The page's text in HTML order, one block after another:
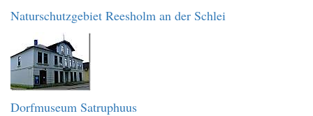
Naturschutzgebiet Reesholm an der Schlei
Dorfmuseum Satruphuus